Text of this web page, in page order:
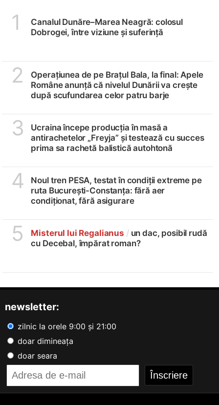
1
Canalul Dunăre–Marea Neagră: colosul
Dobrogei, între viziune și suferință
2
Operațiunea de pe Brațul Bala, la final: Apele
Române anunță că nivelul Dunării va crește
după scufundarea celor patru barje
3
Ucraina începe producția în masă a
antirachetelor „Freyja” și testează cu succes
prima sa rachetă balistică autohtonă
4
Noul tren PESA, testat în condiții extreme pe
ruta București-Constanța: fără aer
condiționat, fără asigurare
5 Misterul lui Regalianus /un dac, posibil rudă
cu Decebal, împărat roman?
newsletter:
zilnic la orele 9:00 și 21:00
doar dimineața
doar seara